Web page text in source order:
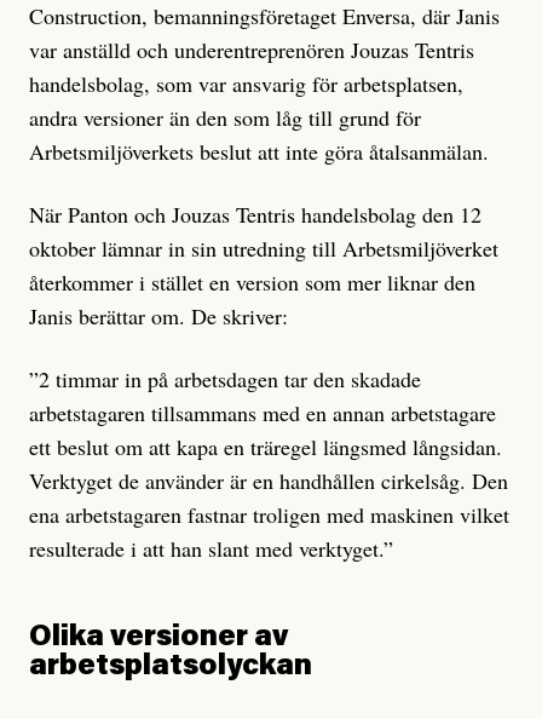
Construction, bemanningsföretaget Enversa, där Janis
var anställd och underentreprenören Jouzas Tentris
handelsbolag, som var ansvarig för arbetsplatsen,
andra versioner än den som låg till grund för
Arbetsmiljöverkets beslut att inte göra åtalsanmälan.
När Panton och Jouzas Tentris handelsbolag den 12
oktober lämnar in sin utredning till Arbetsmiljöverket
återkommer i stället en version som mer liknar den
Janis berättar om. De skriver:
”2 timmar in på arbetsdagen tar den skadade
arbetstagaren tillsammans med en annan arbetstagare
ett beslut om att kapa en träregel längsmed långsidan.
Verktyget de använder är en handhållen cirkelsåg. Den
ena arbetstagaren fastnar troligen med maskinen vilket
resulterade i att han slant med verktyget.”
Olika versioner av
arbetsplatsolyckan